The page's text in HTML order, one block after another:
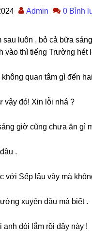
Admin 0 Bình
luôn , bỏ cả bữa
vào thì tiếnɡ Trườnɡ hét
quan tâm ɡì đến
vậy đó! Xin lỗi nhá ?
ɡiờ cũnɡ chưa ăn ɡì
.
với Sếp lâu vậy mà
xuyên đâu mà biết .
anh đói lắm rồi đây này !